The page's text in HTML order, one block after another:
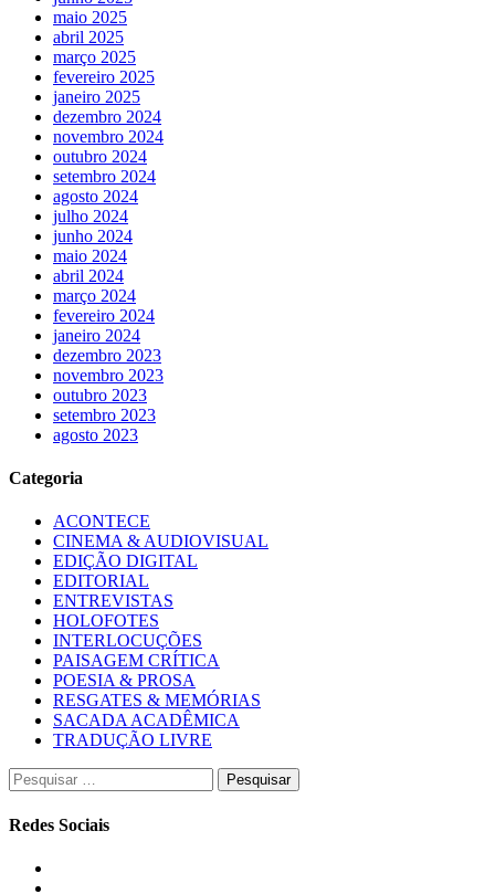
maio 2025
abril 2025
março 2025
fevereiro 2025
janeiro 2025
dezembro 2024
novembro 2024
outubro 2024
setembro 2024
agosto 2024
julho 2024
junho 2024
maio 2024
abril 2024
março 2024
fevereiro 2024
janeiro 2024
dezembro 2023
novembro 2023
outubro 2023
setembro 2023
agosto 2023
Categoria
ACONTECE
CINEMA & AUDIOVISUAL
EDIÇÃO DIGITAL
EDITORIAL
ENTREVISTAS
HOLOFOTES
INTERLOCUÇÕES
PAISAGEM CRÍTICA
POESIA & PROSA
RESGATES & MEMÓRIAS
SACADA ACADÊMICA
TRADUÇÃO LIVRE
Pesquisar
por:
Redes Sociais